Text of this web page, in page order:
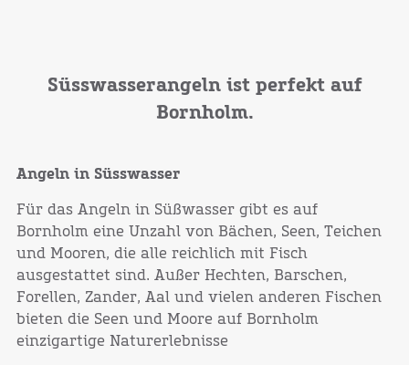
Süsswasserangeln ist perfekt auf
Bornholm.
Angeln in Süsswasser
Für das Angeln in Süßwasser gibt es auf
Bornholm eine Unzahl von Bächen, Seen, Teichen
und Mooren, die alle reichlich mit Fisch
ausgestattet sind. Außer Hechten, Barschen,
Forellen, Zander, Aal und vielen anderen Fischen
bieten die Seen und Moore auf Bornholm
einzigartige Naturerlebnisse